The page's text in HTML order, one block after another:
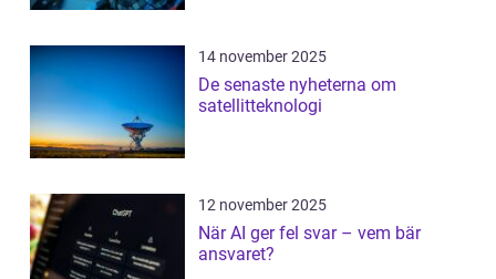
14 november 2025
De senaste nyheterna om
satellitteknologi
12 november 2025
När AI ger fel svar – vem bär
ansvaret?